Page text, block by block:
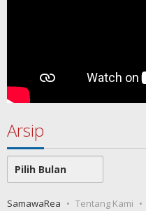
Arsip
Arsip
SamawaRea Tentang Kami